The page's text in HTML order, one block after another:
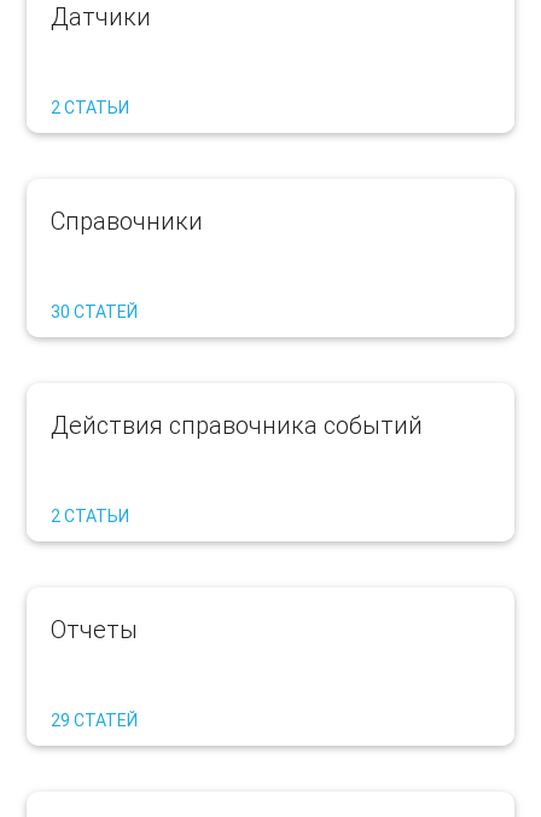
Датчики
2 СТАТЬИ
Справочники
30 СТАТЕЙ
Действия справочника событий
2 СТАТЬИ
Отчеты
29 СТАТЕЙ